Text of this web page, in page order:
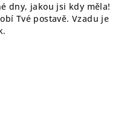
dny, jakou jsi kdy měla!
Tvé postavě. Vzadu je